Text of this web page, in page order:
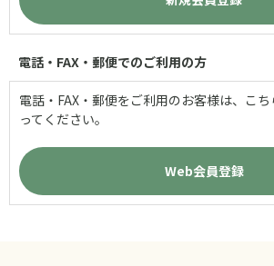
電話・FAX・郵便でのご利用の方
電話・FAX・郵便をご利用のお客様は、こ
ってください。